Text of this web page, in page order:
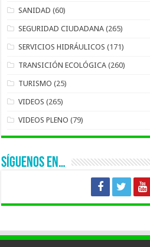
SANIDAD (60)
SEGURIDAD CIUDADANA (265)
SERVICIOS HIDRÁULICOS (171)
TRANSICIÓN ECOLÓGICA (260)
TURISMO (25)
VIDEOS (265)
VIDEOS PLENO (79)
SÍGUENOS EN…